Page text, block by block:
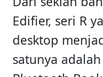
Edifier, seri R
desktop
satunya